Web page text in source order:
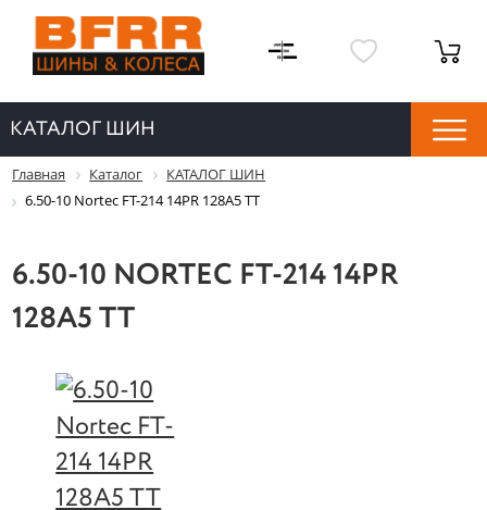
КАТАЛОГ ШИН
Главная Каталог
КАТАЛОГ ШИН
6.50-10 Nortec FT-214 14PR 128A5 TT
6.50-10 NORTEC FT-214 14PR
128A5 TT